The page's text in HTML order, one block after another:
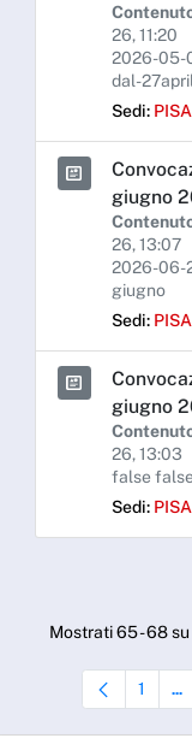
26, 11:20
2026-05-
dal-
Sedi: PISA
giugno
26, 13:07
2026-06-
giugno
Sedi: PISA
giugno
26, 13:03
false false
Sedi: PISA
Mostrati 65 - 68
Pagina
1 ...